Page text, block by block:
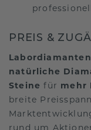
PREIS &
Labordiamanten
natürliche
Steine für mehr
breite
rund um